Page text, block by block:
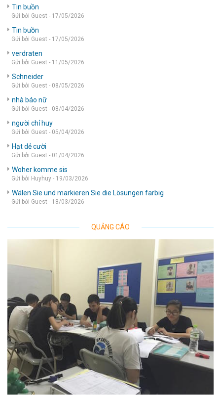
Tin buồn
Gửi bởi Guest - 17/05/2026
Tin buồn
Gửi bởi Guest - 17/05/2026
verdraten
Gửi bởi Guest - 11/05/2026
Schneider
Gửi bởi Guest - 08/05/2026
nhà báo nữ
Gửi bởi Guest - 08/04/2026
người chỉ huy
Gửi bởi Guest - 05/04/2026
Hạt dẻ cười
Gửi bởi Guest - 01/04/2026
Woher komme sis
Gửi bởi Huyhuy - 19/03/2026
Wälen Sie und markieren Sie die Lösungen farbig
Gửi bởi Guest - 18/03/2026
QUẢNG CÁO